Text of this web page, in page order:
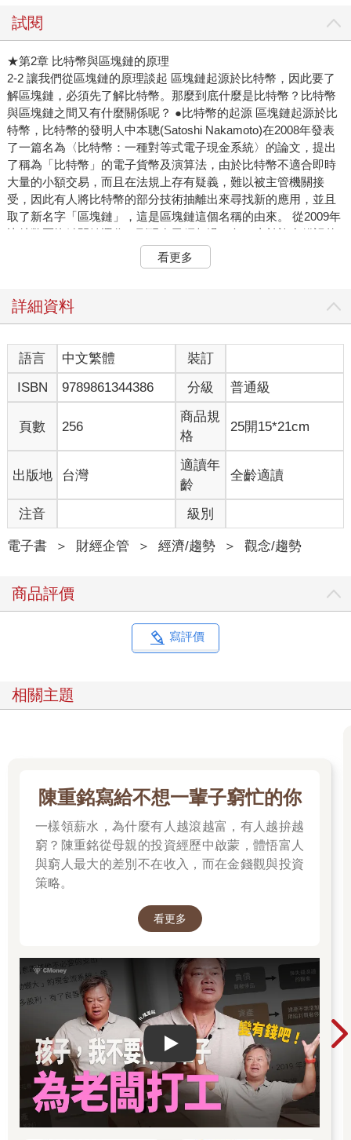
試閱
★第2章 比特幣與區塊鏈的原理
2-2 讓我們從區塊鏈的原理談起 區塊鏈起源於比特幣，因此要了
解區塊鏈，必須先了解比特幣。那麼到底什麼是比特幣？比特幣
與區塊鏈之間又有什麼關係呢？ ●比特幣的起源 區塊鏈起源於比
特幣，比特幣的發明人中本聰(Satoshi Nakamoto)在2008年發表
了一篇名為〈比特幣：一種對等式電子現金系統〉的論文，提出
了稱為「比特幣」的電子貨幣及演算法，由於比特幣不適合即時
大量的小額交易，而且在法規上存有疑義，難以被主管機關接
受，因此有人將比特幣的部分技術抽離出來尋找新的應用，並且
取了新名字「區塊鏈」，這是區塊鏈這個名稱的由來。 從2009年
比特幣區塊鏈開始運作，到現在已經超過10年，由於許多錯誤的
觀念被社群媒體傳遞，例如：可以取代傳統貨幣即將被大量使
用、總量固定只有2,100萬枚具有「稀缺性」所以比黃金保值，再
程式竟然被炒作到每一枚價值超過6萬美元。邁克菲(McAfee)創辦
什麼？又是如何運作的呢？ ●比特幣帳本(BTC ledger) 話說
Satoshi創造「比特幣(BTC：Bitcoin)」，將記錄比特幣交易的
「比特幣帳本(BTC ledger)」儲存在自己的電腦裡，並且給自己
50BTC的「礦工獎勵金」，然後他用20BTC向Alice購買一本書，
並且記錄在自己電腦的比特幣帳本內，如圖2-1所示。Alice第一次
聽到有這種東西，好奇地問Satoshi：這個叫什麼幣的聽起來好
酷，但是我要怎麼用它呢？ 這個時候Satoshi告訴Alice：這個很簡
單，妳可以用同樣的方法，支付Bob金額10BTC購買一顆蘋果，
我來替妳記錄在我電腦的比特幣帳本內。由於比特幣真的可以買
到東西，因此Alice很開心地收下了這種第一次聽到的比特幣。 後
來Alice與Bob想想，不對呀！我們的財產交易紀錄都儲存在
Satoshi的電腦裡，都是他說了算，我們有什麼保障呢？聽到這樣
帳本」，我們每個月底來對帳，這樣總可以了吧！但是，這樣真
的就沒有問題了嗎？
特斯拉的執行長馬斯克曾經說「狗狗幣被低估」，引發狗狗幣狂
●什麼是加密貨幣白皮書(White paper)？ 公司股票上市要先寫
「公開說明書」，向投資人說明公司在做什麼，再經由證券交易
所嚴格審查通過後掛牌上市；加密貨幣上市也要先寫「白皮
書」，讓投資人了解公司在做什麼，再經由「私人的」加密貨幣
交易所掛牌上市，問題是私人的交易所會「嚴格審查」嗎？在臺
灣的加密貨幣交易所掛牌費幾百萬台幣，在美國的加密貨幣交易
所掛牌費幾百萬美金，掛牌的幣愈多，交易所賺得愈多，哪個交
易所會像證券交易所一樣用心替投資人審查？一般來說，加密貨
思客的加密貨幣」，因此就叫「馬的幣」吧！
2. 團隊背景：說明公司或個人的背景介紹，如果是公司就介紹團
隊成員，一定要找大咖的人物來掛名站台，當然以馬思客的名
氣，自己站台就夠了！
3. 項目概念：說明公司或個人發行加密貨幣要做什麼用途，要把
所有目前可能的商業模式都寫進去，最好有合作廠商背書，包括
哪些合作對象會接受馬的幣。貨幣的重點在流通，因此加密貨幣
的用途愈多，流通愈廣，價值愈高，這樣才能說服大家投資。
4. 運作方式：如果創造全新的加密貨幣需要礦工，必須考慮公司
或個人是否有能力號召礦工加入採礦工作；如果公司資源有限，
無法號召足夠的礦工，可以考慮直接使用「乙太坊區塊鏈平台」
看更多
詳細資料
語言 中文繁體
裝訂
ISBN
9789861344386 分級 普通級
頁數 256
商品規
格
25開15*21cm
出版地 台灣
適讀年
齡
全齡適讀
注音 級別
電子書 ＞ 財經企管 ＞ 經濟/趨勢 ＞ 觀念/趨勢
商品評價
寫評價
相關主題
陳重銘寫給不想一輩子窮忙的你
一樣領薪水，為什麼有人越滾越富，有人越拚越
窮？陳重銘從母親的投資經歷中啟蒙，體悟富人
與窮人最大的差別不在收入，而在金錢觀與投資
策略。
看更多
Play video